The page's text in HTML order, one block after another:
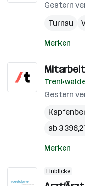
Gestern
Turnau
Merken
Gestern
ab
Merken
Einblicke